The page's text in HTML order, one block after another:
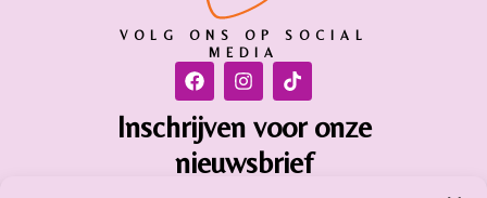
VOLG ONS OP SOCIAL
MEDIA
Inschrijven voor onze
nieuwsbrief